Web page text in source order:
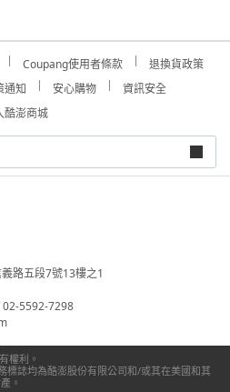
Coupang使用者條款
退換貨政策
通知 安心購物
資訊安全
酷澎商城
路五段7號13樓之1
02-5592-7298
權利。
標誌均為酷澎股份有限公司和/或其在美國和其
。